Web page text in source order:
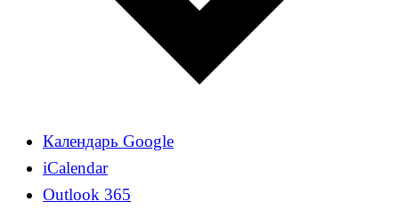
Календарь Google
iCalendar
Outlook 365